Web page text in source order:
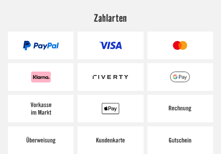
Zahlarten